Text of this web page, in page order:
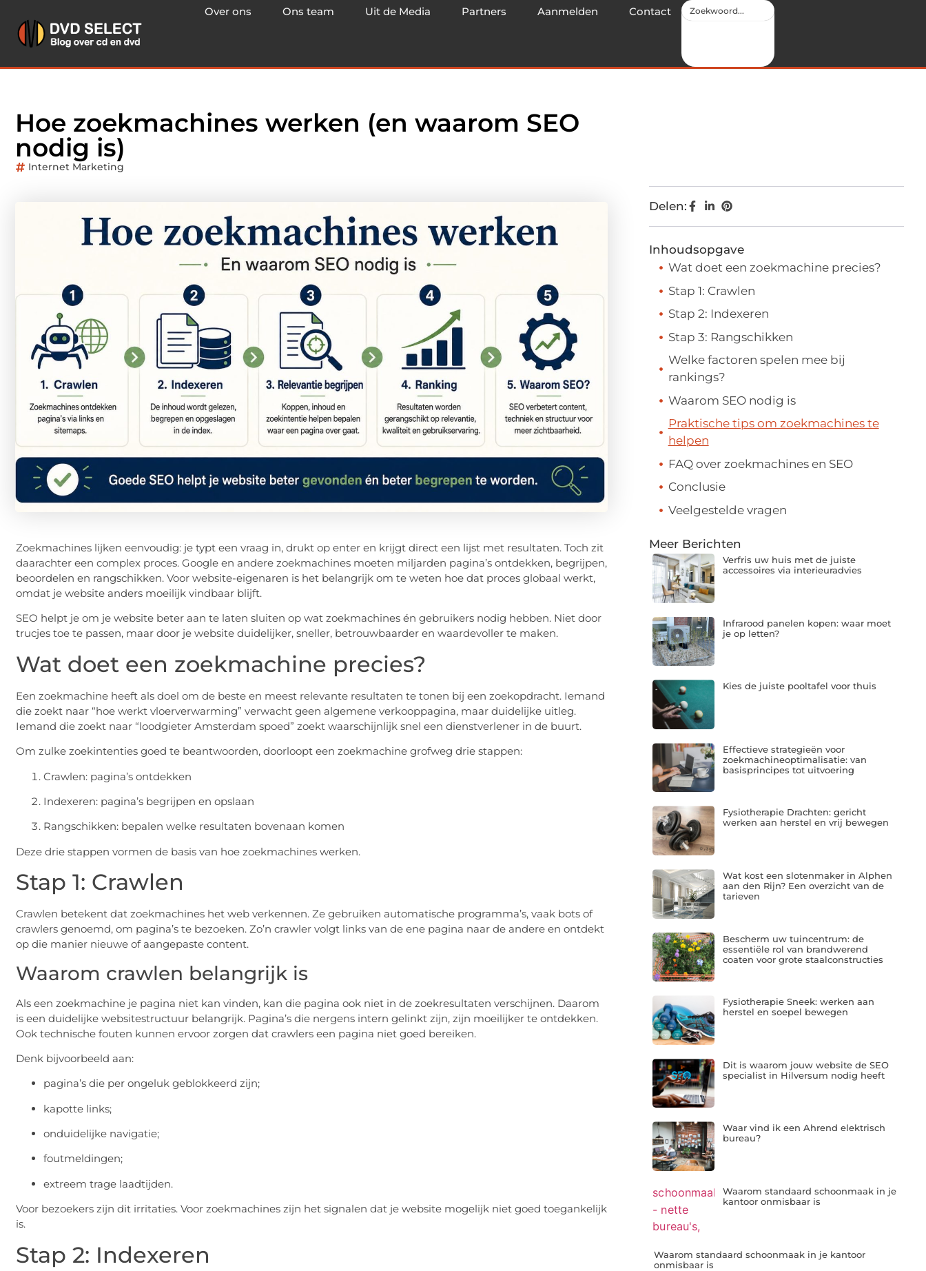
Over ons Ons team Uit de Media Partners Aanmelden Contact
Hoe zoekmachines werken (en waarom SEO
nodig is)
Internet Marketing
Zoekmachines lijken eenvoudig: je typt een vraag in, drukt op enter en krijgt direct een lijst met resultaten. Toch zit
daarachter een complex proces. Google en andere zoekmachines moeten miljarden pagina’s ontdekken, begrijpen,
beoordelen en rangschikken. Voor website-eigenaren is het belangrijk om te weten hoe dat proces globaal werkt,
omdat je website anders moeilijk vindbaar blijft.
SEO helpt je om je website beter aan te laten sluiten op wat zoekmachines én gebruikers nodig hebben. Niet door
trucjes toe te passen, maar door je website duidelijker, sneller, betrouwbaarder en waardevoller te maken.
Wat doet een zoekmachine precies?
Een zoekmachine heeft als doel om de beste en meest relevante resultaten te tonen bij een zoekopdracht. Iemand
die zoekt naar “hoe werkt vloerverwarming” verwacht geen algemene verkooppagina, maar duidelijke uitleg.
Iemand die zoekt naar “loodgieter Amsterdam spoed” zoekt waarschijnlijk snel een dienstverlener in de buurt.
Om zulke zoekintenties goed te beantwoorden, doorloopt een zoekmachine grofweg drie stappen:
Crawlen: pagina’s ontdekken
Indexeren: pagina’s begrijpen en opslaan
Rangschikken: bepalen welke resultaten bovenaan komen
Deze drie stappen vormen de basis van hoe zoekmachines werken.
Stap 1: Crawlen
Crawlen betekent dat zoekmachines het web verkennen. Ze gebruiken automatische programma’s, vaak bots of
crawlers genoemd, om pagina’s te bezoeken. Zo’n crawler volgt links van de ene pagina naar de andere en ontdekt
op die manier nieuwe of aangepaste content.
Waarom crawlen belangrijk is
Als een zoekmachine je pagina niet kan vinden, kan die pagina ook niet in de zoekresultaten verschijnen. Daarom
is een duidelijke websitestructuur belangrijk. Pagina’s die nergens intern gelinkt zijn, zijn moeilijker te ontdekken.
Ook technische fouten kunnen ervoor zorgen dat crawlers een pagina niet goed bereiken.
Denk bijvoorbeeld aan:
pagina’s die per ongeluk geblokkeerd zijn;
kapotte links;
onduidelijke navigatie;
foutmeldingen;
extreem trage laadtijden.
Voor bezoekers zijn dit irritaties. Voor zoekmachines zijn het signalen dat je website mogelijk niet goed toegankelijk
is.
Stap 2: Indexeren
Delen:
Inhoudsopgave
Wat doet een zoekmachine precies?
Stap 1: Crawlen
Stap 2: Indexeren
Stap 3: Rangschikken
Welke factoren spelen mee bij
rankings?
Waarom SEO nodig is
Praktische tips om zoekmachines te
helpen
FAQ over zoekmachines en SEO
Conclusie
Veelgestelde vragen
Meer Berichten
Verfris uw huis met de juiste
accessoires via interieuradvies
Infrarood panelen kopen: waar moet
je op letten?
Kies de juiste pooltafel voor thuis
Effectieve strategieën voor
zoekmachineoptimalisatie: van
basisprincipes tot uitvoering
Fysiotherapie Drachten: gericht
werken aan herstel en vrij bewegen
Wat kost een slotenmaker in Alphen
aan den Rijn? Een overzicht van de
tarieven
Bescherm uw tuincentrum: de
essentiële rol van brandwerend
coaten voor grote staalconstructies
Fysiotherapie Sneek: werken aan
herstel en soepel bewegen
Dit is waarom jouw website de SEO
specialist in Hilversum nodig heeft
Waar vind ik een Ahrend elektrisch
bureau?
Waarom standaard schoonmaak in je
kantoor onmisbaar is
Waarom standaard schoonmaak in je kantoor
onmisbaar is